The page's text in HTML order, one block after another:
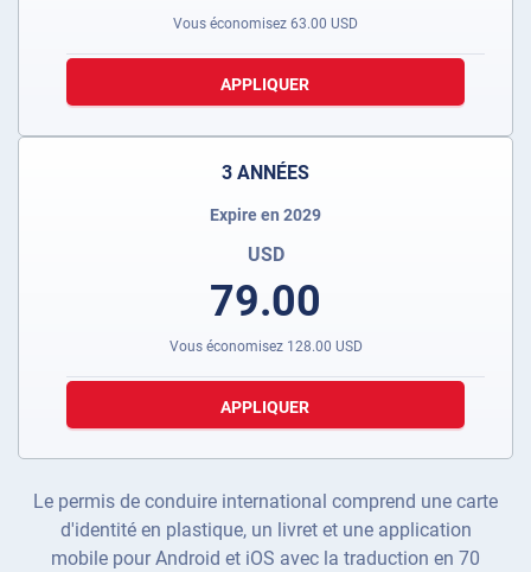
Vous économisez 63.00 USD
APPLIQUER
3 ANNÉES
Expire en 2029
USD
79.00
Vous économisez 128.00 USD
APPLIQUER
Le permis de conduire international comprend une carte
d'identité en plastique, un livret et une application
mobile pour Android et iOS avec la traduction en 70